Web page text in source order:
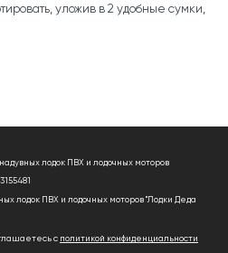
уложив в 2 удобные сумки,
лодок ПВХ и лодочных моторов
лодок ПВХ и лодочных моторов "Лодки Деда
с политикой конфиденциальности